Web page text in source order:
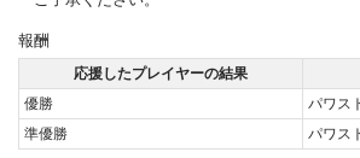
報酬
応援したプレイヤーの結果
優勝
パワス
準優勝
パワス